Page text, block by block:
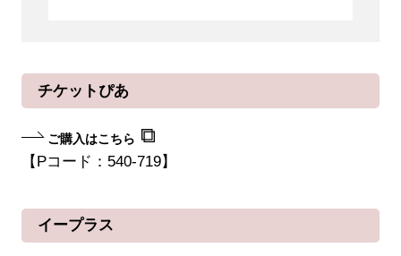
チケットぴあ
ご購入はこちら
【Pコード：540-719】
イープラス